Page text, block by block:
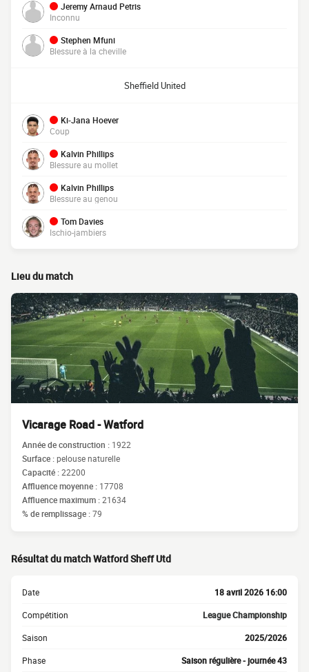
Jeremy Arnaud Petris
Inconnu
Stephen Mfuni
Blessure à la cheville
Sheffield United
Ki-Jana Hoever
Coup
Kalvin Phillips
Blessure au mollet
Kalvin Phillips
Blessure au genou
Tom Davies
Ischio-jambiers
Lieu du match
Vicarage Road - Watford
Année de construction : 1922
Surface :pelouse naturelle
Capacité :22200
Affluence moyenne : 17708
Affluence maximum :21634
% de remplissage :79
Résultat du match Watford Sheff Utd
Date 18 avril 2026 16:00
Compétition League Championship
Saison 2025/2026
Phase Saison régulière - journée 43